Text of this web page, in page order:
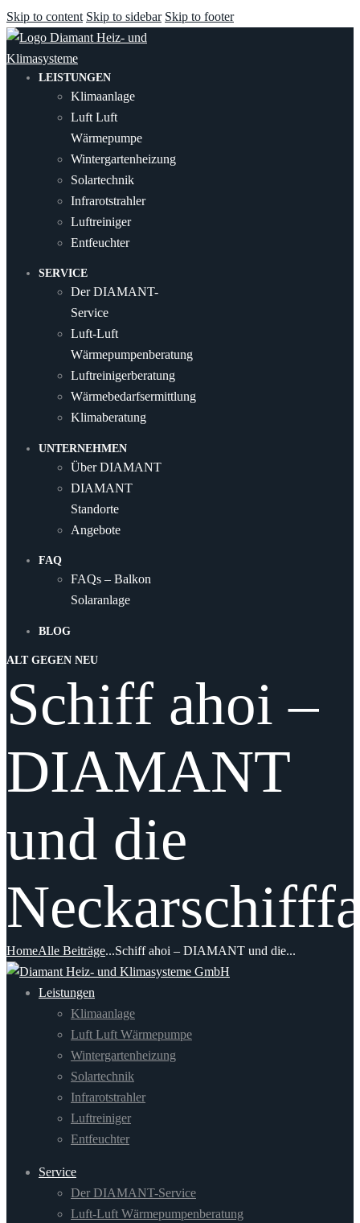
Skip to content Skip to sidebar Skip to footer
LEISTUNGEN
Klimaanlage
Luft Luft
Wärmepumpe
Wintergartenheizung
Solartechnik
Infrarotstrahler
Luftreiniger
Entfeuchter
SERVICE
Der DIAMANT-
Service
Luft-Luft
Wärmepumpenberatung
Luftreinigerberatung
Wärmebedarfsermittlung
Klimaberatung
UNTERNEHMEN
Über DIAMANT
DIAMANT
Standorte
Angebote
FAQ
FAQs – Balkon
Solaranlage
BLOG
ALT GEGEN NEU
Schiff ahoi –
DIAMANT
und die
HomeAlle Beiträge...Schiff ahoi – DIAMANT und die...
Leistungen
Klimaanlage
Luft Luft Wärmepumpe
Wintergartenheizung
Solartechnik
Infrarotstrahler
Luftreiniger
Entfeuchter
Service
Der DIAMANT-Service
Luft-Luft Wärmepumpenberatung